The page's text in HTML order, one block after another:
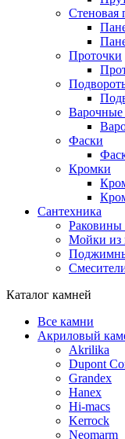
Стеновая
Проточки
Варочные
Фаски
Кромки
Сантехника
Раковины
Мойки из
Каталог камней
Все камни
Акриловый
Akrilika
Dupont
Grandex
Hanex
Hi-macs
Kerrock
Neomarm